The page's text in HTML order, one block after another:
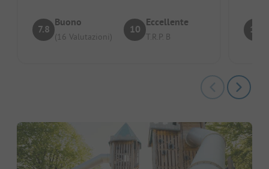
7.8
Buono
(16 Valutazioni)
10
Eccellente
T.R.P. B
10